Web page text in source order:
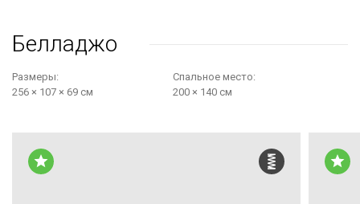
Белладжо
Размеры:
256 × 107 × 69 см
Cпальное место:
200 × 140 см